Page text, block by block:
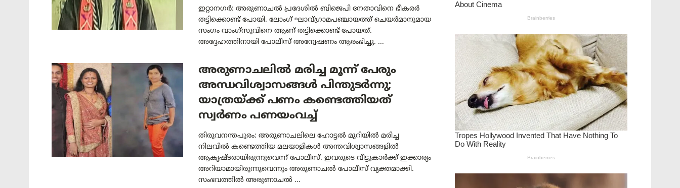
ഇറ്റാനഗർ: അരുണാചൽ പ്രദേശിൽ ബിജെപി നേതാവിനെ ഭീകരർ
തട്ടിക്കൊണ്ട് പോയി. ലോംഗ് ഘാവ്ഗ്രാമപഞ്ചായത്ത് ചെയർമാനുമായ
സംഗം വാംഗ്‌സുവിനെ ആണ് തട്ടിക്കൊണ്ട് പോയത്.
അദ്ദേഹത്തിനായി പോലീസ് അന്വേഷണം ആരംഭിച്ചു. ...
അരുണാചലിൽ മരിച്ച മൂന്ന് പേരും
അന്ധവിശ്വാസങ്ങൾ പിന്തുടർന്നു;
യാത്രയ്ക്ക് പണം കണ്ടെത്തിയത്
സ്വർണം പണയംവച്ച്
തിരുവനന്തപുരം: അരുണാചലിലെ ഹോട്ടൽ മുറിയിൽ മരിച്ച
നിലവിൽ കണ്ടെത്തിയ മലയാളികൾ അന്തവിശ്വാസങ്ങളിൽ
ആകൃഷ്ടരായിരുന്നുവെന്ന് പോലീസ്. ഇവരുടെ വീട്ടുകാർക്ക് ഇക്കാര്യം
അറിയാമായിരുന്നുവെന്നും അരുണാചൽ പോലീസ് വ്യക്തമാക്കി.
സംഭവത്തിൽ അരുണാചൽ ...